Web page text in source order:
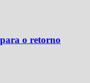
o retorno